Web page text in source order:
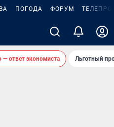
ПОГОДА ФОРУМ
— ответ экономиста Льготный